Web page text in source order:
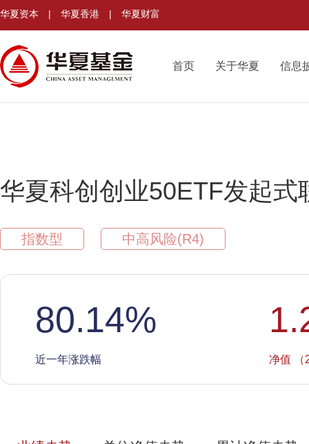
华夏资本 | 华夏香港 | 华夏财富
首页 关于华夏 信息
华夏科创创业50ETF发起式
指数型 中高风险(R4)
80.14%
近一年涨跌幅 净值 （